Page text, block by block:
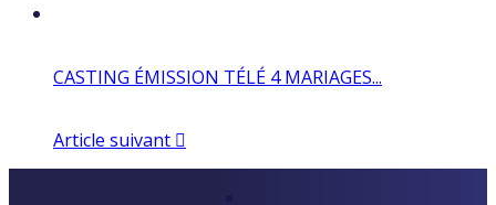
CASTING ÉMISSION TÉLÉ 4 MARIAGES...
Article suivant